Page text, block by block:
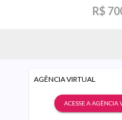
R$
AGÊNCIA VIRTUAL
ACESSE A AGÊNCIA